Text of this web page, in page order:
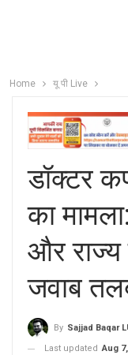
Home यू पी Live
डॉक्टर
का
और राज्य
जवाब
By Sajjad Baqar
Last updated Aug